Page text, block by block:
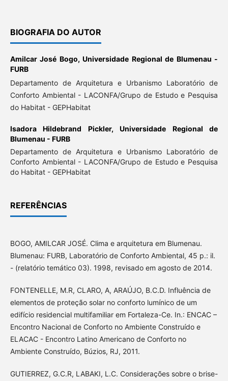
BIOGRAFIA DO AUTOR
Amilcar José Bogo,Universidade Regional de Blumenau -
FURB
Departamento de Arquitetura e Urbanismo Laboratório de
Conforto Ambiental - LACONFA/Grupo de Estudo e Pesquisa
do Habitat - GEPHabitat
Isadora Hildebrand Pickler,Universidade Regional de
Blumenau - FURB
Departamento de Arquitetura e Urbanismo Laboratório de
Conforto Ambiental - LACONFA/Grupo de Estudo e Pesquisa
do Habitat - GEPHabitat
REFERÊNCIAS
BOGO, AMILCAR JOSÉ. Clima e arquitetura em Blumenau.
Blumenau: FURB, Laboratório de Conforto Ambiental, 45 p.: il.
- (relatório temático 03). 1998, revisado em agosto de 2014.
FONTENELLE, M.R, CLARO, A, ARAÚJO, B.C.D. Influência de
elementos de proteção solar no conforto lumínico de um
edifício residencial multifamiliar em Fortaleza-Ce. In.: ENCAC –
Encontro Nacional de Conforto no Ambiente Construído e
ELACAC - Encontro Latino Americano de Conforto no
Ambiente Construído, Búzios, RJ, 2011.
GUTIERREZ, G.C.R, LABAKI, L.C. Considerações sobre o brise-